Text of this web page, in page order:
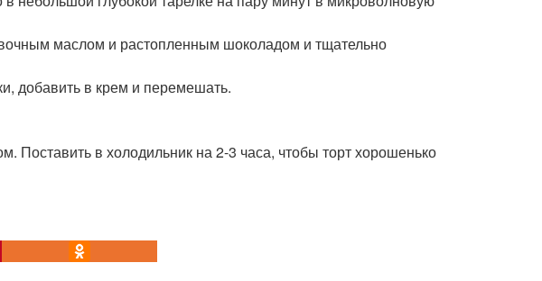
маслом и растопленным шоколадом и тщательно
добавить в крем и перемешать.
Поставить в холодильник на 2-3 часа, чтобы торт хорошенько